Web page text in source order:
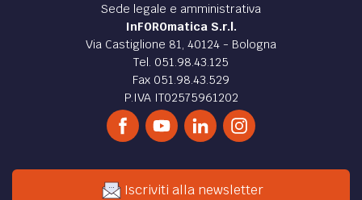
Sede legale e amministrativa
InFOROmatica S.r.l.
Via Castiglione 81, 40124 - Bologna
Tel. 051.98.43.125
Fax 051.98.43.529
P.IVA IT02575961202
Iscriviti alla newsletter